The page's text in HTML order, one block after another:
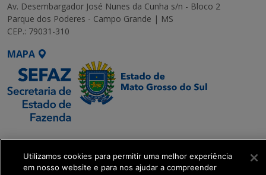
Av. Desembargador José Nunes da Cunha s/n - Bloco 2
Parque dos Poderes - Campo Grande | MS
CEP.: 79031-310
MAPA
SETDIG | Secretaria-
Executiva de
Transformação Digital
Utilizamos cookies para permitir uma melhor experiência
em nosso website e para nos ajudar a compreender